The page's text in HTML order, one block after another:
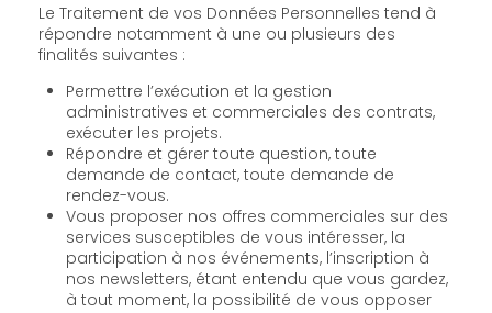
Le Traitement de vos Données Personnelles tend à
répondre notamment à une ou plusieurs des
finalités suivantes :
Permettre l’exécution et la gestion
administratives et commerciales des contrats,
exécuter les projets.
Répondre et gérer toute question, toute
demande de contact, toute demande de
rendez-vous.
Vous proposer nos offres commerciales sur des
services susceptibles de vous intéresser, la
participation à nos événements, l’inscription à
nos newsletters, étant entendu que vous gardez,
à tout moment, la possibilité de vous opposer